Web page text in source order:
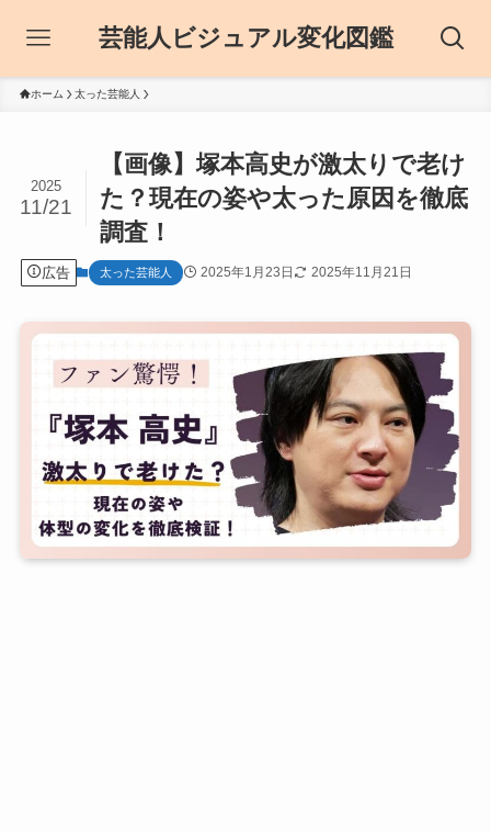
芸能人ビジュアル変化図鑑
ホーム 太った芸能人
【画像】塚本高史が激太りで老け
た？現在の姿や太った原因を徹底
調査！
2025
11/21
広告 太った芸能人 2025年1月23日 2025年11月21日